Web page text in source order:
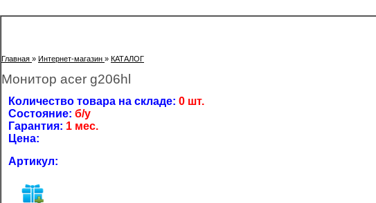
Главная » Интернет-магазин » КАТАЛОГ
Монитор acer g206hl
Количество товара на складе: 0 шт.
Состояние: б/у
Гарантия: 1 мес.
Цена:
Артикул: